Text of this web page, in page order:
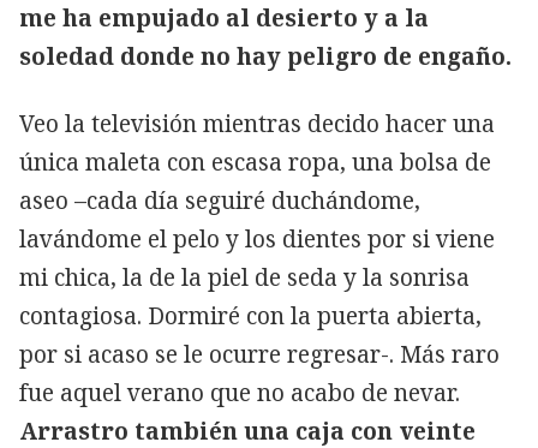
me ha empujado al desierto y a la
soledad donde no hay peligro de engaño.
Veo la televisión mientras decido hacer una
única maleta con escasa ropa, una bolsa de
aseo –cada día seguiré duchándome,
lavándome el pelo y los dientes por si viene
mi chica, la de la piel de seda y la sonrisa
contagiosa. Dormiré con la puerta abierta,
por si acaso se le ocurre regresar-. Más raro
fue aquel verano que no acabo de nevar.
Arrastro también una caja con veinte